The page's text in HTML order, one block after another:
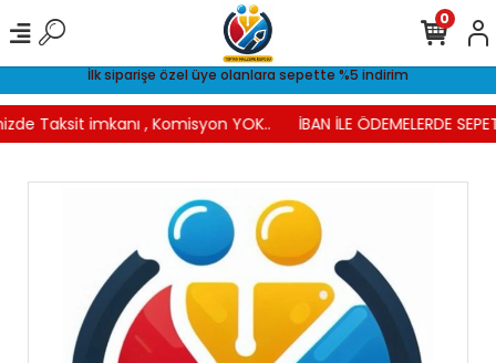
İlk siparişe özel üye olanlara sepette %5 indirim
Taksit imkanı , Komisyon YOK.. İBAN İLE ÖDEMELERDE
0